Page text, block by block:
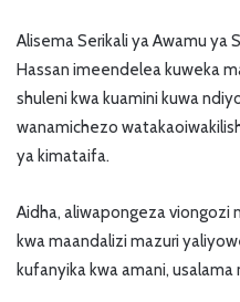
Alisema Serikali ya Awamu ya
Hassan imeendelea kuweka
shuleni kwa kuamini kuwa
wanamichezo
ya kimataifa.
Aidha, aliwapongeza viongozi
kwa maandalizi mazuri
kufanyika kwa amani,